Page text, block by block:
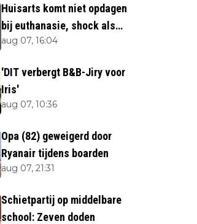
Huisarts komt niet opdagen
bij euthanasie, shock als
blijkt waar ze is
aug 07, 16:04
'DIT verbergt B&B-Jiry voor
Iris'
aug 07, 10:36
Opa (82) geweigerd door
Ryanair tijdens boarden
aug 07, 21:31
Schietpartij op middelbare
school: Zeven doden